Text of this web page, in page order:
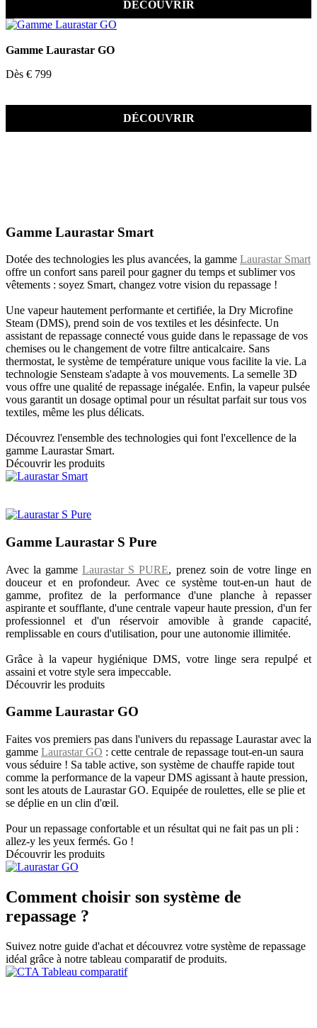
DÉCOUVRIR
Gamme Laurastar GO
Dès € 799
DÉCOUVRIR
Gamme Laurastar Smart
Dotée des technologies les plus avancées, la gamme Laurastar Smart
offre un confort sans pareil pour gagner du temps et sublimer vos
vêtements : soyez Smart, changez votre vision du repassage !
Une vapeur hautement performante et certifiée, la Dry Microfine
Steam (DMS), prend soin de vos textiles et les désinfecte. Un
assistant de repassage connecté vous guide dans le repassage de vos
chemises ou le changement de votre filtre anticalcaire. Sans
thermostat, le système de température unique vous facilite la vie. La
technologie Sensteam s'adapte à vos mouvements. La semelle 3D
vous offre une qualité de repassage inégalée. Enfin, la vapeur pulsée
vous garantit un dosage optimal pour un résultat parfait sur tous vos
textiles, même les plus délicats.
Découvrez l'ensemble des technologies qui font l'excellence de la
gamme Laurastar Smart.
Découvrir les produits
Gamme Laurastar S Pure
Avec la gammeLaurastar S PURE, prenez soin de votre linge en
douceur et en profondeur. Avec ce système tout-en-un haut de
gamme, profitez de la performance d'une planche à repasser
aspirante et soufflante, d'une centrale vapeur haute pression, d'un fer
professionnel et d'un réservoir amovible à grande capacité,
remplissable en cours d'utilisation, pour une autonomie illimitée.
Grâce à la vapeur hygiénique DMS, votre linge sera repulpé et
assaini et votre style sera impeccable.
Découvrir les produits
Gamme Laurastar GO
Faites vos premiers pas dans l'univers du repassage Laurastar avec la
gamme Laurastar GO : cette centrale de repassage tout-en-un saura
vous séduire ! Sa table active, son système de chauffe rapide tout
comme la performance de la vapeur DMS agissant à haute pression,
sont les atouts de Laurastar GO. Equipée de roulettes, elle se plie et
se déplie en un clin d'œil.
Pour un repassage confortable et un résultat qui ne fait pas un pli :
allez-y les yeux fermés. Go !
Découvrir les produits
Comment choisir son système de
repassage ?
Suivez notre guide d'achat et découvrez votre système de repassage
idéal grâce à notre tableau comparatif de produits.